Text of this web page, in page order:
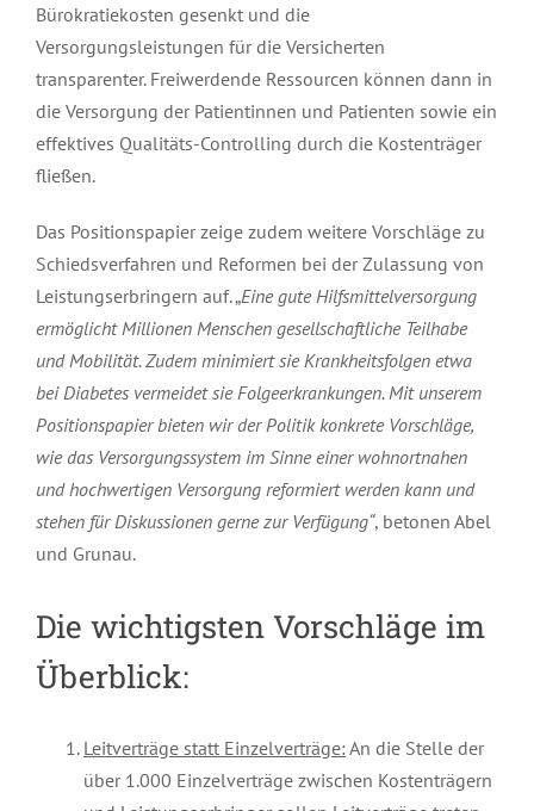
Bürokratiekosten gesenkt und die
Versorgungsleistungen für die Versicherten
transparenter. Freiwerdende Ressourcen können dann in
die Versorgung der Patientinnen und Patienten sowie ein
effektives Qualitäts-Controlling durch die Kostenträger
fließen.
Das Positionspapier zeige zudem weitere Vorschläge zu
Schiedsverfahren und Reformen bei der Zulassung von
Leistungserbringern auf. „Eine gute Hilfsmittelversorgung
ermöglicht Millionen Menschen gesellschaftliche Teilhabe
und Mobilität. Zudem minimiert sieKrankheitsfolgen etwa
bei Diabetes vermeidetsie Folgeerkrankungen. Mit unserem
Positionspapier bieten wir der Politik konkrete Vorschläge,
wie das Versorgungssystem im Sinne einer wohnortnahen
und hochwertigen Versorgung reformiert werden kann und
stehen für Diskussionen gerne zur Verfügung“, betonen Abel
und Grunau.
Die wichtigsten Vorschläge im
Überblick:
Leitverträge statt Einzelverträge:An die Stelle der
über 1.000 Einzelverträge zwischen Kostenträgern